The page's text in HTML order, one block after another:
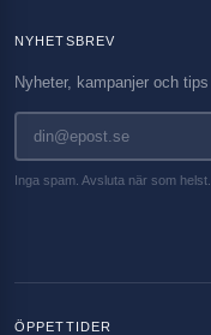
NYHETSBREV
Nyheter, kampanjer och
Inga spam. Avsluta när som helst.
ÖPPETTIDER